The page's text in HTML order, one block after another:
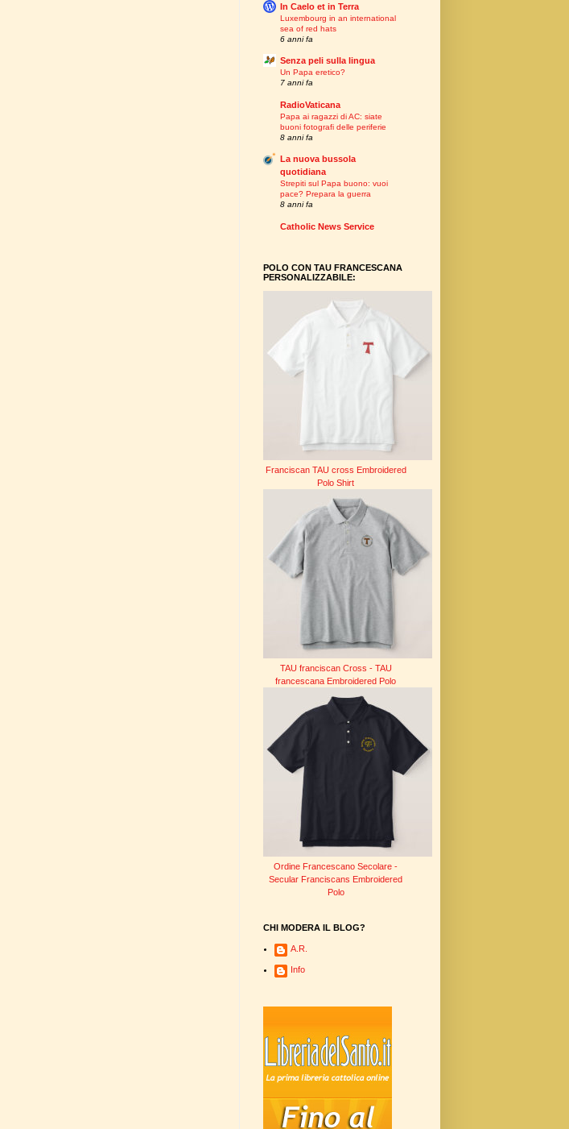
In Caelo et in Terra
Luxembourg in an international
sea of red hats
6 anni fa
Senza peli sulla lingua
Un Papa eretico?
7 anni fa
RadioVaticana
Papa ai ragazzi di AC: siate
buoni fotografi delle periferie
8 anni fa
La nuova bussola
quotidiana
Strepiti sul Papa buono: vuoi
pace? Prepara la guerra
8 anni fa
Catholic News Service
POLO CON TAU FRANCESCANA
PERSONALIZZABILE:
Franciscan TAU cross Embroidered
Polo Shirt
TAU franciscan Cross - TAU
francescana Embroidered Polo
Ordine Francescano Secolare -
Secular Franciscans Embroidered
Polo
CHI MODERA IL BLOG?
A.R.
Info